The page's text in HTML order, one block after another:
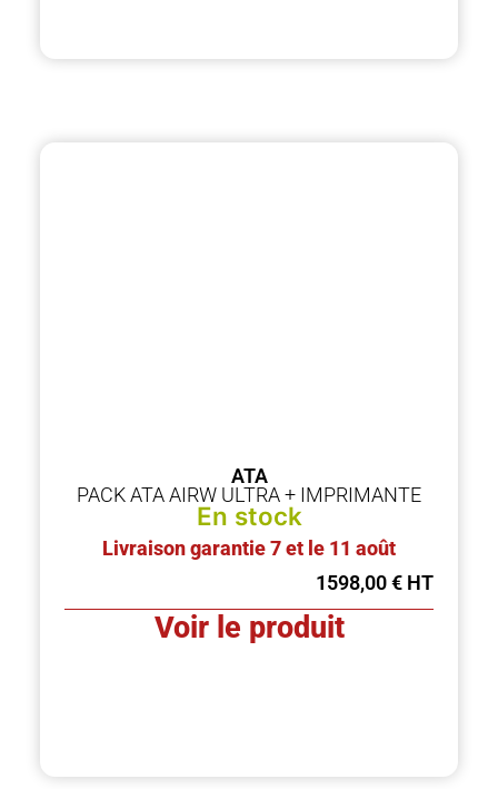
ATA
PACK ATA AIRW ULTRA + IMPRIMANTE
En stock
Livraison garantie 7 et le 11 août
1598,00€
Voir le produit